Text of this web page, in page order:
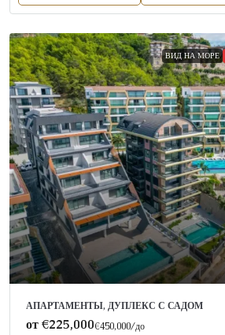
ВИД НА МОРЕ
АПАРТАМЕНТЫ, ДУПЛЕКС С САДОМ
от€225,000€450,000/до